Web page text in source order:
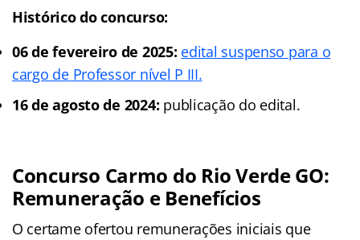
Histórico do concurso:
06 de fevereiro de 2025: edital suspenso para o
cargo de Professor nível P III.
16 de agosto de 2024: publicação do edital.
Concurso Carmo do Rio Verde GO:
Remuneração e Benefícios
O certame ofertou remunerações iniciais que